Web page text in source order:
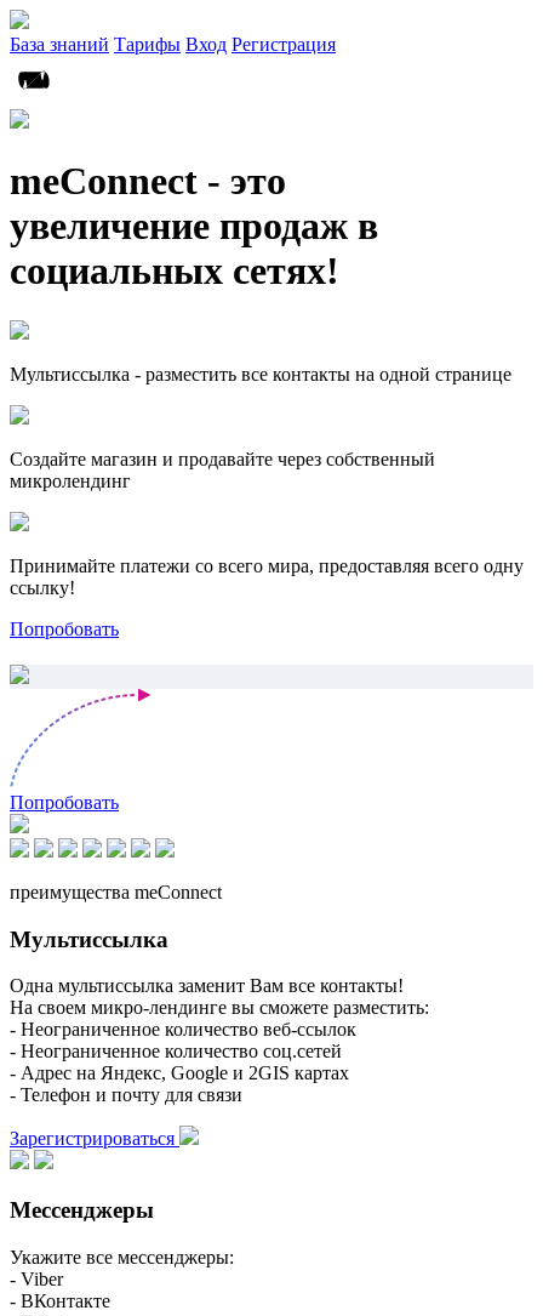
База знаний Тарифы Вход Регистрация
meConnect - это
увеличение продаж в
социальных сетях!
Мультиссылка - разместить все контакты на одной странице
Создайте магазин и продавайте через собственный
микролендинг
Принимайте платежи со всего мира, предоставляя всего одну
ссылку!
Попробовать
Попробовать
преимущества meConnect
Мультиссылка
Одна мультиссылка заменит Вам все контакты!
На своем микро-лендинге вы сможете разместить:
- Неограниченное количество веб-ссылок
- Неограниченное количество соц.сетей
- Адрес на Яндекс, Google и 2GIS картах
- Телефон и почту для связи
Зарегистрироваться
Мессенджеры
Укажите все мессенджеры:
- Viber
- ВКонтакте